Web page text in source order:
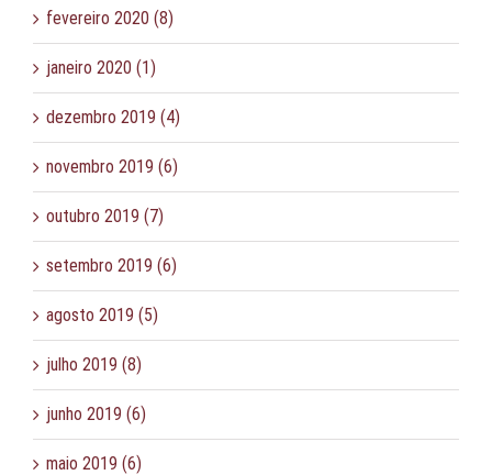
fevereiro 2020 (8)
janeiro 2020 (1)
dezembro 2019 (4)
novembro 2019 (6)
outubro 2019 (7)
setembro 2019 (6)
agosto 2019 (5)
julho 2019 (8)
junho 2019 (6)
maio 2019 (6)